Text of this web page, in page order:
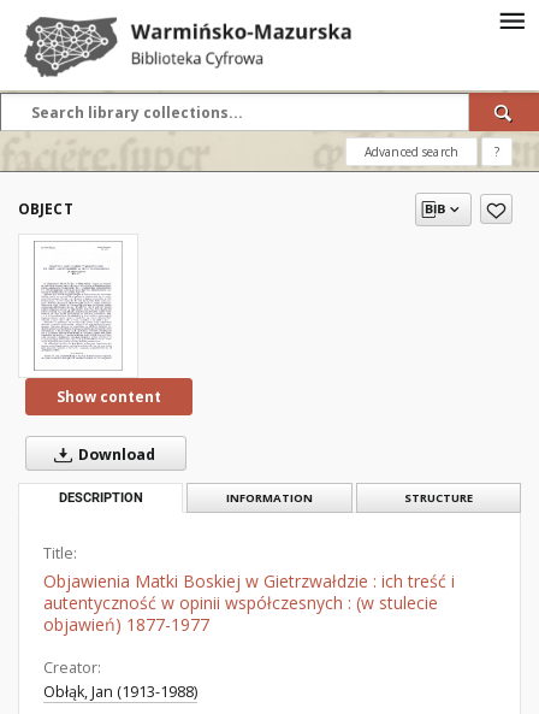
Advanced search ?
OBJECT
Show content
Download
DESCRIPTION INFORMATION STRUCTURE
Title:
Objawienia Matki Boskiej w Gietrzwałdzie : ich treść i
autentyczność w opinii współczesnych : (w stulecie
objawień) 1877-1977
Creator:
Obłąk, Jan (1913-1988)